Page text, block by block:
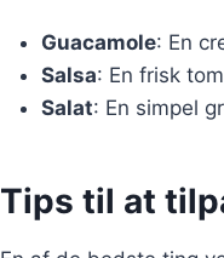
Guacamole: En
Salsa: En frisk
Salat: En simpel
Tips til at